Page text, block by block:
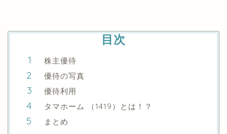
目次
株主優待
優待の写真
優待利用
タマホーム （1419）とは！？
まとめ